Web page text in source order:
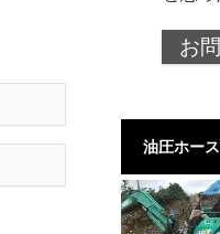
お
油圧ホー